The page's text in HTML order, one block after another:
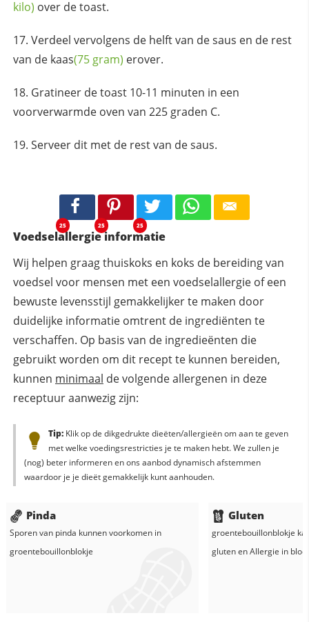
kilo) over de toast.
Verdeel vervolgens de helft van de saus en de rest
van de kaas(75 gram) erover.
Gratineer de toast 10-11 minuten in een
voorverwarmde oven van 225 graden C.
Serveer dit met de rest van de saus.
25 25 25
Voedselallergie informatie
Wij helpen graag thuiskoks en koks de bereiding van
voedsel voor mensen met een voedselallergie of een
bewuste levensstijl gemakkelijker te maken door
duidelijke informatie omtrent de ingrediënten te
verschaffen. Op basis van de ingredieënten die
gebruikt worden om dit recept te kunnen bereiden,
kunnen minimaal de volgende allergenen in deze
receptuur aanwezig zijn:
Tip:Klik op de dikgedrukte dieëten/allergieën om aan te geven
met welke voedingsrestricties je te maken hebt. We zullen je
(nog) beter informeren en ons aanbod dynamisch afstemmen
waardoor je je dieët gemakkelijk kunt aanhouden.
Pinda
Sporen van pinda kunnen voorkomen in
groentebouillonblokje
Gluten
groentebouillonblokje
gluten enAllergie in